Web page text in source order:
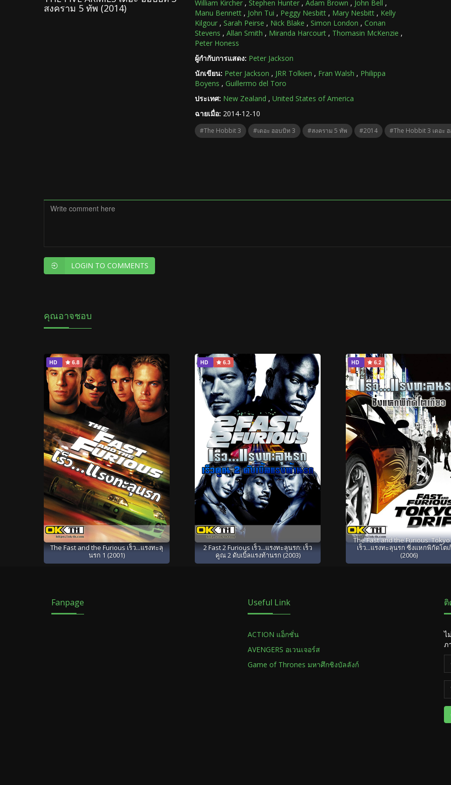
สงคราม 5 ทัพ (2014)
William Kircher , Stephen Hunter , Adam Brown , John Bell ,
Manu Bennett , John Tui , Peggy Nesbitt , Mary Nesbitt , Kelly
Kilgour , Sarah Peirse , Nick Blake , Simon London , Conan
Stevens , Allan Smith , Miranda Harcourt , Thomasin McKenzie ,
Peter Honess
ผู้กำกับการแสดง: Peter Jackson
นักเขียน: Peter Jackson , JRR Tolkien , Fran Walsh , Philippa
Boyens , Guillermo del Toro
ประเทศ: New Zealand , United States of America
ฉายเมื่อ: 2014-12-10
#The Hobbit 3 #เดอะ ฮอบบิท 3 #สงคราม 5 ทัพ #2014 #The Hobbit 3 เดอะ
LOGIN TO COMMENTS
คุณอาจชอบ
HD 6.8
The Fast and the Furious เร็ว...แรงทะลุ
นรก 1 (2001)
HD 6.3
2 Fast 2 Furious เร็ว...แรงทะลุนรก: เร็ว
คูณ 2 ดับเบิ้ลแรงท้านรก (2003)
HD 6.2
The Fast and the Furious:
เร็ว...แรงทะลุนรก ซิ่งแหกพิกัดโต
(2006)
Fanpage Useful Link
ACTION แอ็กชั่น
AVENGERS อเวนเจอร์ส
Game of Thrones มหาศึกชิงบัลลังก์
ติ
ไ
ภ